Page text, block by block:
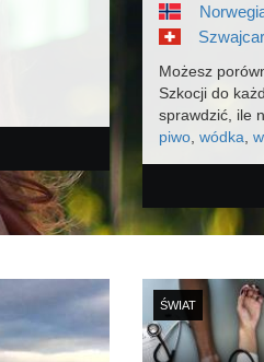
Możesz
Szkocji do
sprawdzić, ile
piwo, wódka
ŚWIAT